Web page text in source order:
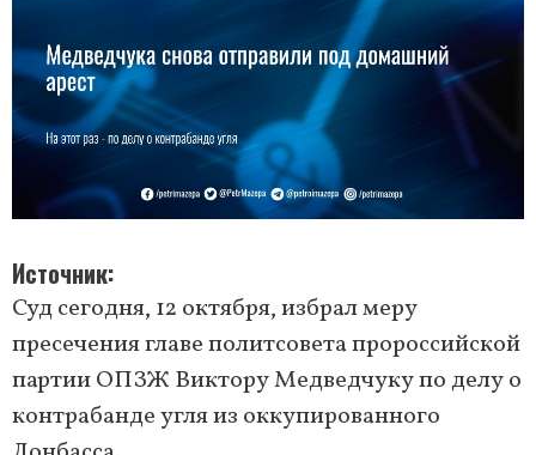
Источник
Суд сегодня, 12 октября, избрал меру
пресечения главе политсовета пророссийской
партии ОПЗЖ Виктору Медведчуку по делу о
контрабанде угля из оккупированного